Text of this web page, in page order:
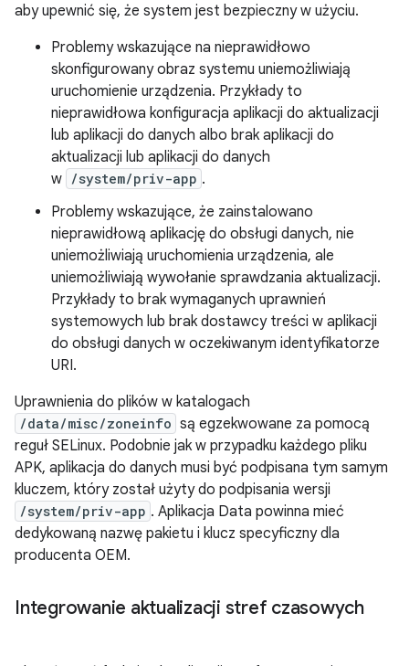
aby upewnić się, że system jest bezpieczny w użyciu.
Problemy wskazujące na nieprawidłowo
skonfigurowany obraz systemu uniemożliwiają
uruchomienie urządzenia. Przykłady to
nieprawidłowa konfiguracja aplikacji do aktualizacji
lub aplikacji do danych albo brak aplikacji do
aktualizacji lub aplikacji do danych
w /system/priv-app .
Problemy wskazujące, że zainstalowano
nieprawidłową aplikację do obsługi danych, nie
uniemożliwiają uruchomienia urządzenia, ale
uniemożliwiają wywołanie sprawdzania aktualizacji.
Przykłady to brak wymaganych uprawnień
systemowych lub brak dostawcy treści w aplikacji
do obsługi danych w oczekiwanym identyfikatorze
URI.
Uprawnienia do plików w katalogach
/data/misc/zoneinfo są egzekwowane za pomocą
reguł SELinux. Podobnie jak w przypadku każdego pliku
APK, aplikacja do danych musi być podpisana tym samym
kluczem, który został użyty do podpisania wersji
/system/priv-app . Aplikacja Data powinna mieć
dedykowaną nazwę pakietu i klucz specyficzny dla
producenta OEM.
Integrowanie aktualizacji stref czasowych